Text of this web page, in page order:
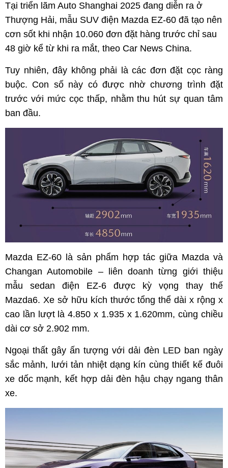
Tại triển lãm Auto Shanghai 2025 đang diễn ra ở
Thượng Hải, mẫu SUV điện Mazda EZ-60 đã tạo nên
cơn sốt khi nhận 10.060 đơn đặt hàng trước chỉ sau
48 giờ kể từ khi ra mắt, theo Car News China.
Tuy nhiên, đây không phải là các đơn đặt cọc ràng
buộc. Con số này có được nhờ chương trình đặt
trước với mức cọc thấp, nhằm thu hút sự quan tâm
ban đầu.
Mazda EZ-60 là sản phẩm hợp tác giữa Mazda và
Changan Automobile – liên doanh từng giới thiệu
mẫu sedan điện EZ-6 được kỳ vọng thay thế
Mazda6. Xe sở hữu kích thước tổng thể dài x rộng x
cao lần lượt là 4.850 x 1.935 x 1.620mm, cùng chiều
dài cơ sở 2.902 mm.
Ngoại thất gây ấn tượng với dải đèn LED ban ngày
sắc mảnh, lưới tản nhiệt dạng kín cùng thiết kế đuôi
xe dốc mạnh, kết hợp dải đèn hậu chạy ngang thân
xe.